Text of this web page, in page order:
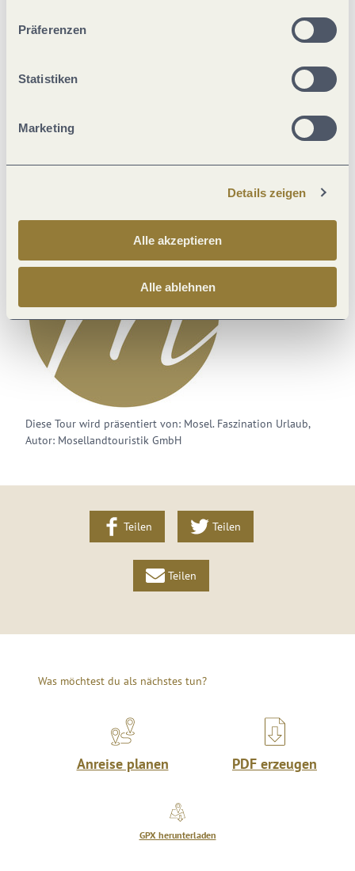
Präferenzen
Statistiken
Marketing
Details zeigen
Alle akzeptieren
Alle ablehnen
Diese Webseite nutzt Technologie und Inhalte der
Diese Tour wird präsentiert von: Mosel. Faszination Urlaub,
Autor: Mosellandtouristik GmbH
Teilen Teilen
Teilen
Was möchtest du als nächstes tun?
Anreise planen PDF erzeugen
GPX herunterladen